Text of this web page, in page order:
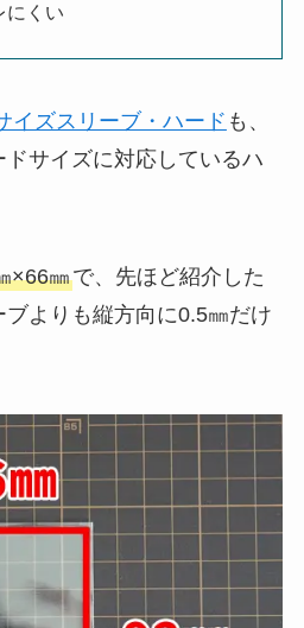
にくい
イズスリーブ・ハード も、
サイズに対応しているハ
×66㎜で、先ほど紹介した
よりも縦方向に0.5㎜だけ